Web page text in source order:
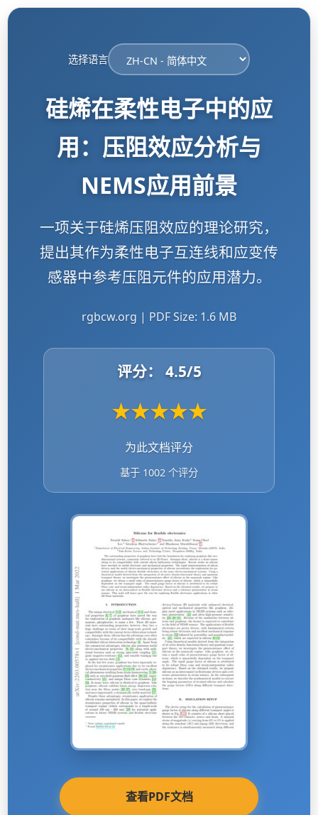
选择语言
硅烯在柔性电子中的应
用：压阻效应分析与
NEMS应用前景
一项关于硅烯压阻效应的理论研究，
提出其作为柔性电子互连线和应变传
感器中参考压阻元件的应用潜力。
rgbcw.org | PDF Size: 1.6 MB
评分： 4.5/5
★★★★★
为此文档评分
基于 1002 个评分
查看PDF文档